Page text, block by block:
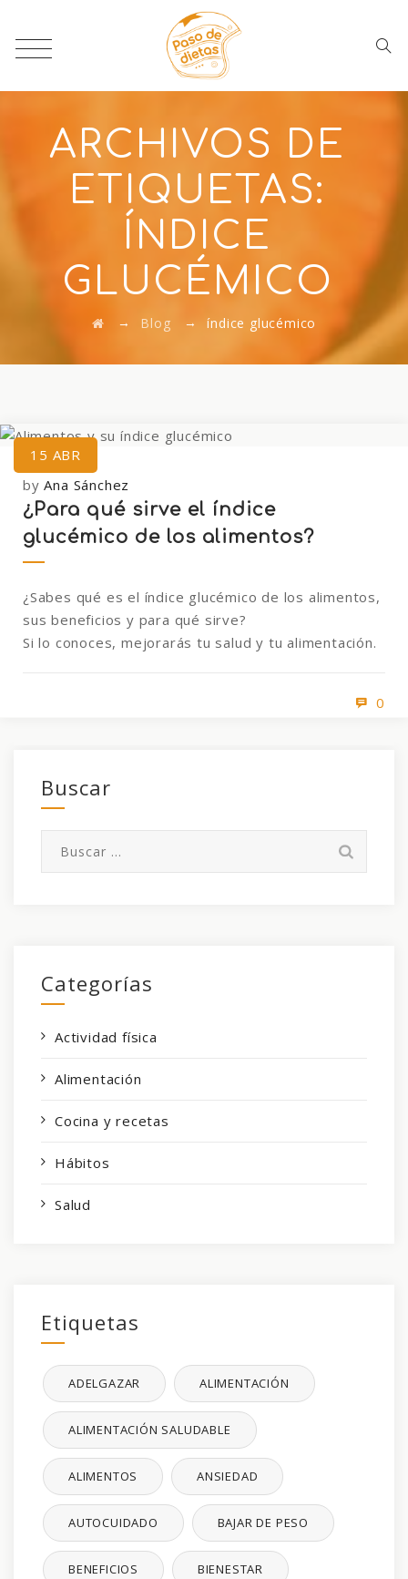
ARCHIVOS DE
ETIQUETAS:
ÍNDICE
GLUCÉMICO
→ Blog → índice glucémico
15 ABR
byAna Sánchez
¿Para qué sirve el índice
glucémico de los alimentos?
¿Sabes qué es el índice glucémico de los alimentos,
sus beneficios y para qué sirve?
Si lo conoces, mejorarás tu salud y tu alimentación.
0
Buscar
Categorías
Actividad física
Alimentación
Cocina y recetas
Hábitos
Salud
Etiquetas
ADELGAZAR ALIMENTACIÓN
ALIMENTACIÓN SALUDABLE
ALIMENTOS ANSIEDAD
AUTOCUIDADO BAJAR DE PESO
BENEFICIOS BIENESTAR